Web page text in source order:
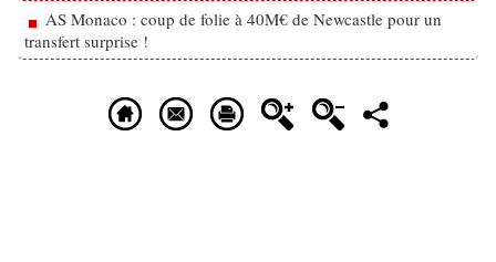
AS Monaco : coup de folie à 40M€ de Newcastle pour un
transfert surprise !